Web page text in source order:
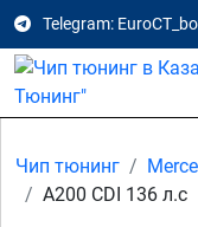
Telegram:
Чип тюнинг
A200 CDI 136 л.с